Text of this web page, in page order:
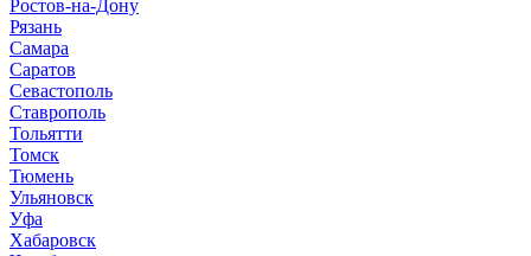
Ростов-на-Дону
Рязань
Самара
Саратов
Севастополь
Ставрополь
Тольятти
Томск
Тюмень
Ульяновск
Уфа
Хабаровск